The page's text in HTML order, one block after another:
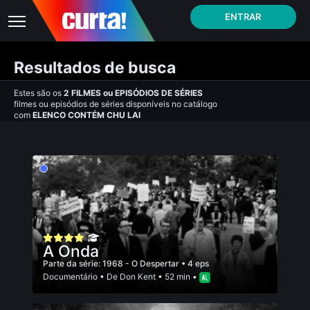
ENTRAR
Resultados de busca
Estes são os 2 FILMES ou EPISÓDIOS DE SÉRIES
filmes ou episódios de séries disponíveis no catálogo
com ELENCO CONTÉM CHU LAI
A Onda
Parte da série: 1968 - O Despertar • 4 eps
Documentário • De Don Kent • 52 min •